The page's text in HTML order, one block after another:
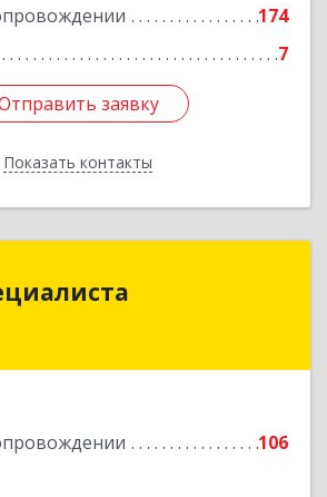
174
7
заявку
Показать контакты
заявку
Назад
106
обл, Ангарск г, 12А мкр, дом